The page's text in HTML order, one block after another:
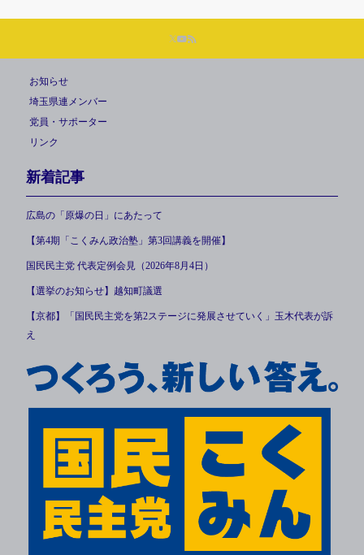
お知らせ
埼玉県連メンバー
党員・サポーター
リンク
新着記事
広島の「原爆の日」にあたって
【第4期「こくみん政治塾」第3回講義を開催】
国民民主党 代表定例会見（2026年8月4日）
【選挙のお知らせ】越知町議選
【京都】「国民民主党を第2ステージに発展させていく」玉木代表が訴
え